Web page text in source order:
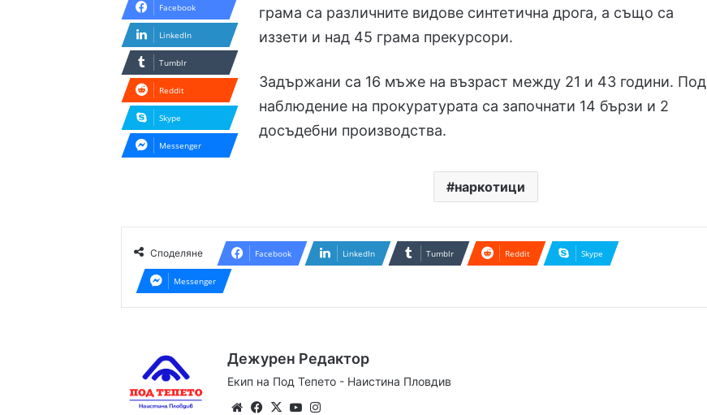
грама са различните видове синтетична дрога, а също са
иззети и над 45 грама прекурсори.
Задържани са 16 мъже на възраст между 21 и 43 години. Под
наблюдение на прокуратурата са започнати 14 бързи и 2
досъдебни производства.
наркотици
Facebook
LinkedIn
Tumblr
Reddit
Skype
Messenger
Споделяне Facebook LinkedIn Tumblr Reddit Skype
Messenger
Дежурен Редактор
Екип на Под Тепето - Наистина Пловдив
WebsiteFacebook
X YouTube